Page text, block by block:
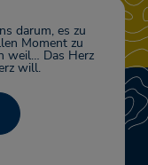
darum, es zu
Moment zu
weil… Das Herz
will.